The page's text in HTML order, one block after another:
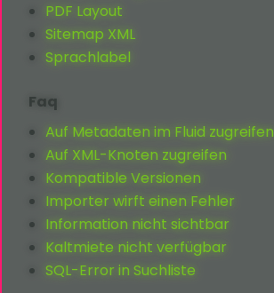
PDF Layout
Sitemap XML
Sprachlabel
Faq
Auf Metadaten im Fluid zugreifen
Auf XML-Knoten zugreifen
Kompatible Versionen
Importer wirft einen Fehler
Information nicht sichtbar
Kaltmiete nicht verfügbar
SQL-Error in Suchliste